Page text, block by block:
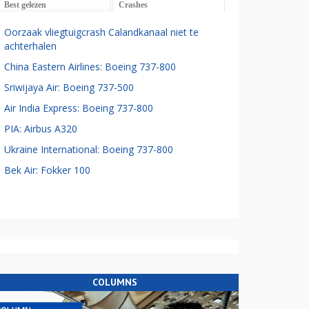
Best gelezen Crashes
Oorzaak vliegtuigcrash Calandkanaal niet te
achterhalen
China Eastern Airlines: Boeing 737-800
Sriwijaya Air: Boeing 737-500
Air India Express: Boeing 737-800
PIA: Airbus A320
Ukraine International: Boeing 737-800
Bek Air: Fokker 100
COLUMNS